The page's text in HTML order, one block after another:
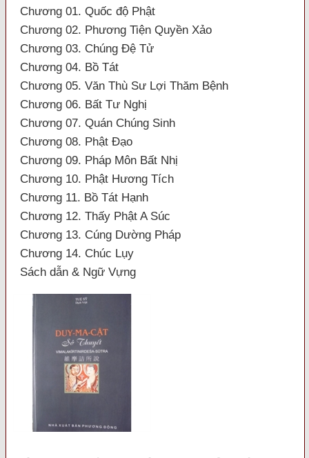
Chương 01. Quốc độ Phật
Chương 02. Phương Tiện Quyền Xảo
Chương 03. Chúng Đệ Tử
Chương 04. Bồ Tát
Chương 05. Văn Thù Sư Lợi Thăm Bệnh
Chương 06. Bất Tư Nghị
Chương 07. Quán Chúng Sinh
Chương 08. Phật Đạo
Chương 09. Pháp Môn Bất Nhị
Chương 10. Phật Hương Tích
Chương 11. Bồ Tát Hạnh
Chương 12. Thấy Phật A Súc
Chương 13. Cúng Dường Pháp
Chương 14. Chúc Lụy
Sách dẫn & Ngữ Vựng